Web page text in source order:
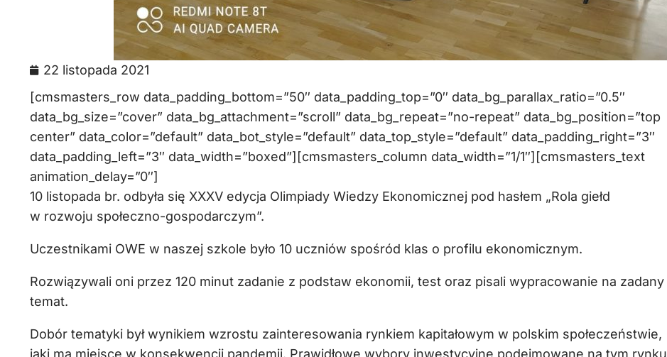
22 listopada 2021
[cmsmasters_row data_padding_bottom=”50″ data_padding_top=”0″ data_bg_parallax_ratio=”0.5″
data_bg_size=”cover” data_bg_attachment=”scroll” data_bg_repeat=”no-repeat” data_bg_position=”top
center” data_color=”default” data_bot_style=”default” data_top_style=”default” data_padding_right=”3″
data_padding_left=”3″ data_width=”boxed”][cmsmasters_column data_width=”1/1″][cmsmasters_text
animation_delay=”0″]
10 listopada br. odbyła się XXXV edycja Olimpiady Wiedzy Ekonomicznej pod hasłem „Rola giełd
w rozwoju społeczno-gospodarczym”.
Uczestnikami OWE w naszej szkole było 10 uczniów spośród klas o profilu ekonomicznym.
Rozwiązywali oni przez 120 minut zadanie z podstaw ekonomii, test oraz pisali wypracowanie na zadany
temat.
Dobór tematyki był wynikiem wzrostu zainteresowania rynkiem kapitałowym w polskim społeczeństwie,
jaki ma miejsce w konsekwencji pandemii. Prawidłowe wybory inwestycyjne podejmowane na tym rynku